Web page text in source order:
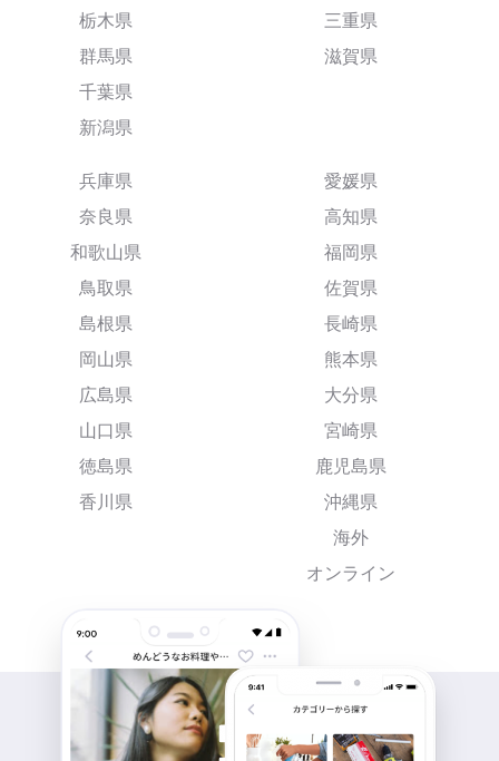
栃木県
群馬県
千葉県
新潟県
三重県
滋賀県
兵庫県
奈良県
和歌山県
鳥取県
島根県
岡山県
広島県
山口県
徳島県
香川県
愛媛県
高知県
福岡県
佐賀県
長崎県
熊本県
大分県
宮崎県
鹿児島県
沖縄県
海外
オンライン